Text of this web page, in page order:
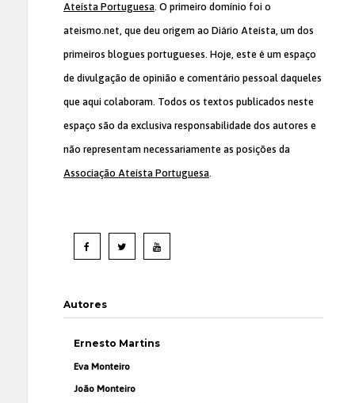
Ateísta Portuguesa. O primeiro domínio foi o
ateismo.net, que deu origem ao Diário Ateísta, um dos
primeiros blogues portugueses. Hoje, este é um espaço
de divulgação de opinião e comentário pessoal daqueles
que aqui colaboram. Todos os textos publicados neste
espaço são da exclusiva responsabilidade dos autores e
não representam necessariamente as posições da
Associação Ateísta Portuguesa.
Autores
Ernesto Martins
Eva Monteiro
João Monteiro